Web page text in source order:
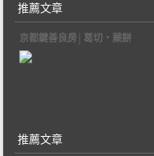
推薦文章
京都鍵善良房│葛切‧蕨餅
推薦文章